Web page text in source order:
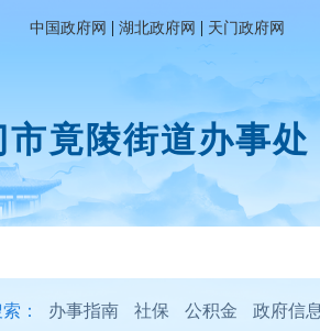
中国政府网 | 湖北政府网 | 天门政府网
市竟陵街道办事处
： 办事指南 社保 公积金 政府信